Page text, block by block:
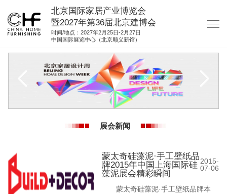
北京国际家居产业博览会
暨2027年第36届北京建博会
时间/地点：2027年2月25日-2月27日
中国国际展览中心（北京顺义新馆）
资料下载
集团展会
参展联络
展会新闻
蒙太奇硅藻泥·手工壁纸品
牌2015年中国上海国际硅
藻泥展会精彩瞬间
2015-
07-06
蒙太奇硅藻泥·手工壁纸品牌本